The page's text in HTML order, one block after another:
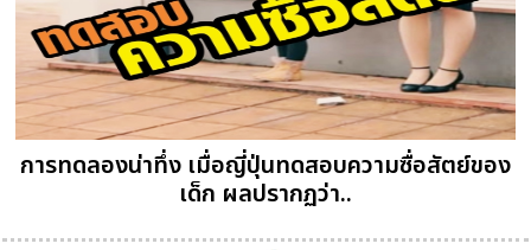
การทดลองน่าทึ่ง เมื่อญี่ปุ่นทดสอบความซื่อสัตย์ของ
เด็ก ผลปรากฏว่า..